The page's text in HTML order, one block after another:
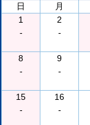
日
月
1
-
2
-
8
-
9
-
15
-
16
-